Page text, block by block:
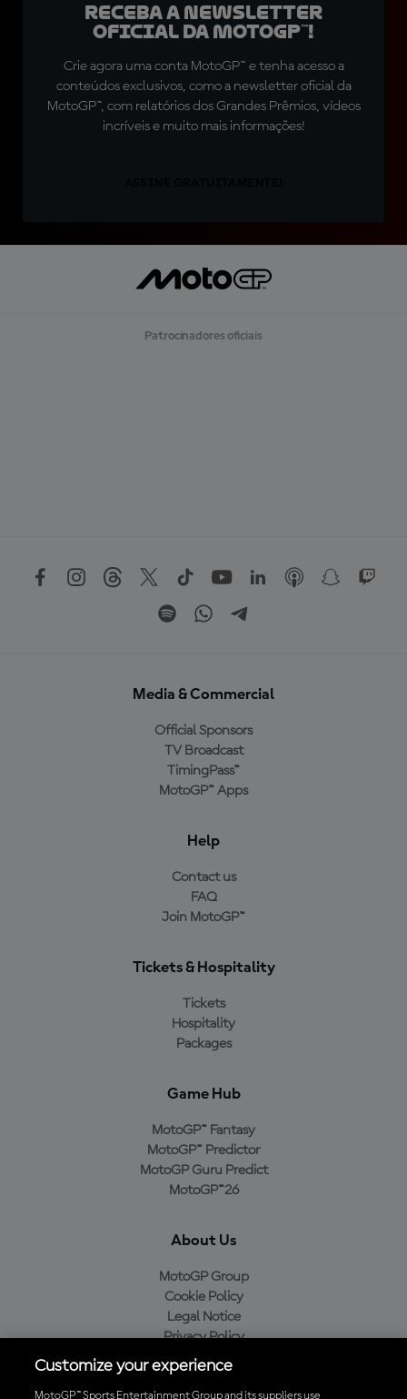
Receba a newsletter
oficial da MotoGP™!
Crie agora uma conta MotoGP™ e tenha acesso a
conteúdos exclusivos, como a newsletter oficial da
MotoGP™, com relatórios dos Grandes Prêmios, vídeos
incríveis e muito mais informações!
Patrocinadores oficiais
Media & Commercial
Official Sponsors
TV Broadcast
TimingPass™
MotoGP™ Apps
Help
Contact us
FAQ
Join MotoGP™
Tickets & Hospitality
Tickets
Hospitality
Packages
Game Hub
MotoGP™ Fantasy
MotoGP™ Predictor
MotoGP Guru Predict
MotoGP™26
About Us
MotoGP Group
Cookie Policy
Legal Notice
Privacy Policy
Purchase Policy
Customize your experience
MotoGP™ Sports Entertainment Group and its suppliers use